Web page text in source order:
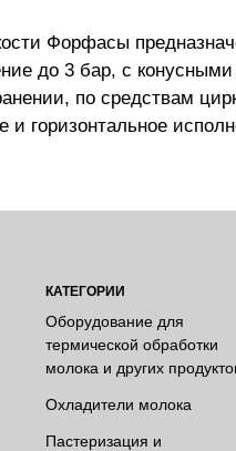
Форфасы
до 3 бар, с
по средствам
и горизонтальное
КАТЕГОРИИ
Оборудование для
термической обработки
молока и других
Охладители молока
Пастеризация и